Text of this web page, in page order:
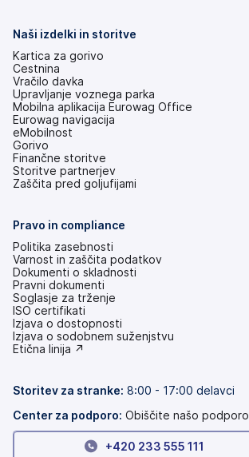
zavihku)
Naši izdelki in storitve
Kartica za gorivo
Cestnina
Vračilo davka
Upravljanje voznega parka
Mobilna aplikacija Eurowag Office
Eurowag navigacija
eMobilnost
Gorivo
Finančne storitve
Storitve partnerjev
Zaščita pred goljufijami
Pravo in compliance
Politika zasebnosti
Varnost in zaščita podatkov
Dokumenti o skladnosti
Pravni dokumenti
Soglasje za trženje
ISO certifikati
Izjava o dostopnosti
(odpre
se
zavihku)
Izjava o sodobnem suženjstvu
(odpre
novem
Etična linija ↗
Storitev za stranke: 8:00 - 17:00 delavci
Center za podporo: Obiščite našo podporo
+420 233 555 111